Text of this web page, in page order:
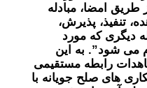
طریق امضا، مبادله
تنفیذ، پذیرش،
دیگری که مورد
می شود”. به این
رابطه مستقیمی
های صلح جویانه با